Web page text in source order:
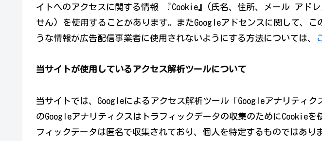
イトへのアクセスに関する情報 『Cookie』(氏名、住所、メール アド
せん) を使用することがあります。またGoogleアドセンスに関して、こ
うな情報が広告配信事業者に使用されないようにする方法については、
当サイトが使用しているアクセス解析ツールについて
当サイトでは、Googleによるアクセス解析ツール「Googleアナリティク
のGoogleアナリティクスはトラフィックデータの収集のためにCookieを
フィックデータは匿名で収集されており、個人を特定するものではあり